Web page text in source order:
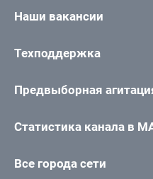
Наши вакансии
Техподдержка
Предвыборная
Статистика канала в
Все города сети